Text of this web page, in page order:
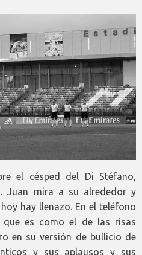
el césped del Di Stéfano,
Juan mira a su alrededor y
hay llenazo. En el teléfono
es como el de las risas
en su versión de bullicio de
y sus aplausos y sus